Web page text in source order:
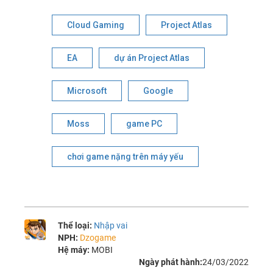
Cloud Gaming Project Atlas
EA dự án Project Atlas
Microsoft Google
Moss game PC
chơi game nặng trên máy yếu
Thể loại: Nhập vai
NPH: Dzogame
Hệ máy: MOBI
Ngày phát hành:24/03/2022